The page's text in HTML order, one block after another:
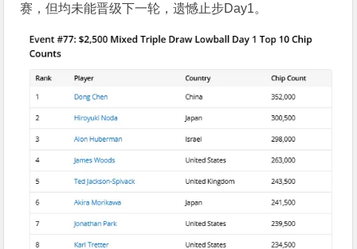
赛，但均未能晋级下一轮，遗憾止步Day1。